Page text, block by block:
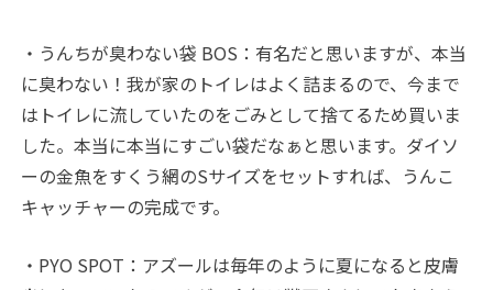
・うんちが臭わない袋 BOS：有名だと思いますが、本当
に臭わない！我が家のトイレはよく詰まるので、今まで
はトイレに流していたのをごみとして捨てるため買いま
した。本当に本当にすごい袋だなぁと思います。ダイソ
ーの金魚をすくう網のSサイズをセットすれば、うんこ
キャッチャーの完成です。
・PYO SPOT：アズールは毎年のように夏になると皮膚